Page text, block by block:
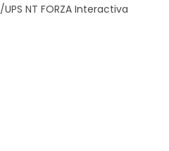
/UPS NT FORZA Interactiva